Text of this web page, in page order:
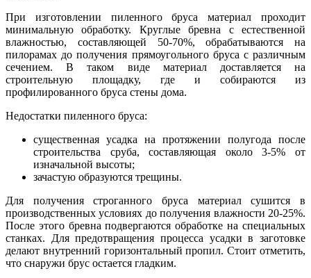
При изготовлении пиленного бруса материал проходит
минимальную обработку. Круглые бревна с естественной
влажностью, составляющей 50-70%, обрабатываются на
пилорамах до получения прямоугольного бруса с различным
сечением. В таком виде материал доставляется на
строительную площадку, где и собираются из
профилированного бруса стены дома.
Недостатки пиленного бруса:
существенная усадка на протяжении полугода после
строительства сруба, составляющая около 3-5% от
изначальной высоты;
зачастую образуются трещины.
Для получения строганного бруса материал сушится в
производственных условиях до получения влажности 20-25%.
После этого бревна подвергаются обработке на специальных
станках. Для предотвращения процесса усадки в заготовке
делают внутренний горизонтальный пропил. Стоит отметить,
что снаружи брус остается гладким.